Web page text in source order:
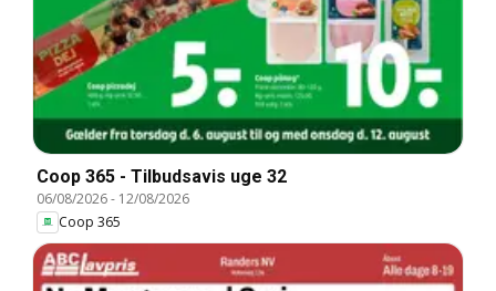
Coop 365 - Tilbudsavis uge 32
06/08/2026- 12/08/2026
Coop 365